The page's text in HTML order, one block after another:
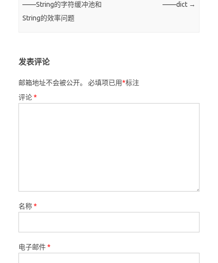
——String的字符缓冲池和
String的效率问题
——dict →
发表评论
邮箱地址不会被公开。 必填项已用*标注
评论*
名称*
电子邮件*